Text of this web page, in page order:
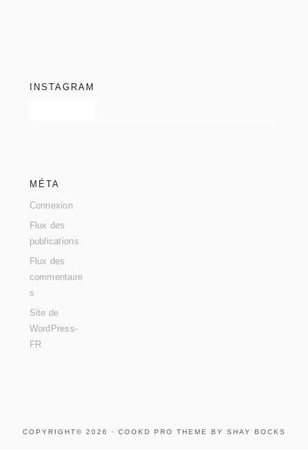
INSTAGRAM
MÉTA
Connexion
Flux des
publications
Flux des
commentaire
s
Site de
WordPress-
FR
COPYRIGHT© 2026 · COOKD PRO THEME BY SHAY BOCKS